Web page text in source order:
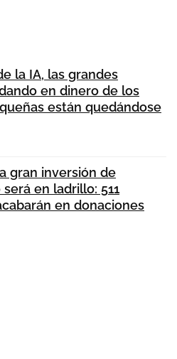
la IA, las grandes
en dinero de los
están quedándose
gran inversión de
en ladrillo: 511
en donaciones